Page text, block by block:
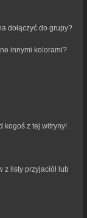
dołączyć do grupy?
innymi kolorami?
kogoś z tej witryny!
listy przyjaciół lub